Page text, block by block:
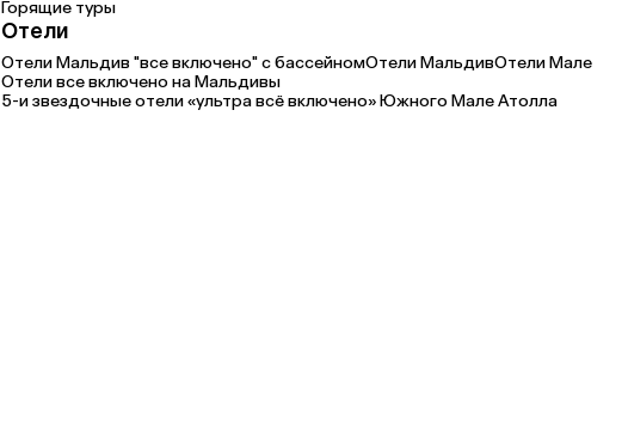
Горящие туры
Отели
Отели Мальдив "все включено" с бассейномОтели МальдивОтели Мале
Отели все включено на Мальдивы
5-и звездочные отели «ультра всё включено» Южного Мале Атолла